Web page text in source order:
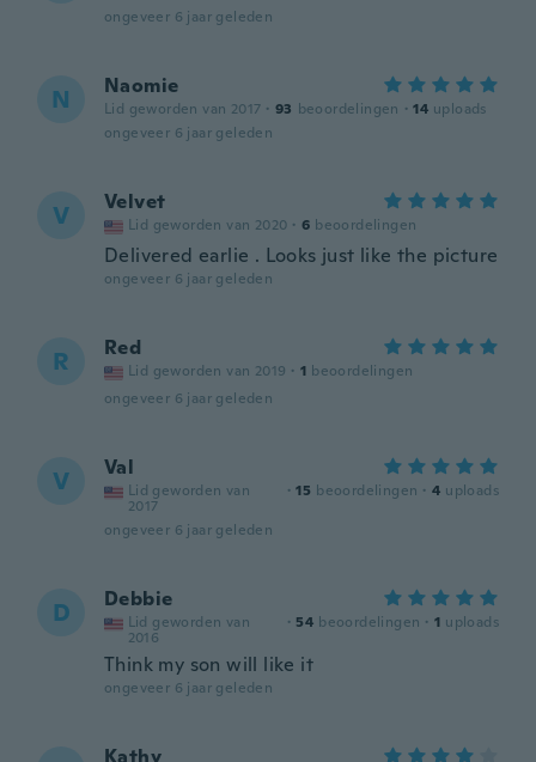
ongeveer 6 jaar geleden
N Naomie
Lid geworden van 2017 · 93 beoordelingen · 14 uploads
ongeveer 6 jaar geleden
V Velvet
Lid geworden van 2020 · 6 beoordelingen
Delivered earlie . Looks just like the picture
ongeveer 6 jaar geleden
R Red
Lid geworden van 2019 · 1 beoordelingen
ongeveer 6 jaar geleden
V Val
Lid geworden van
2017
· 15 beoordelingen · 4 uploads
ongeveer 6 jaar geleden
D Debbie
Lid geworden van
2016
· 54 beoordelingen · 1 uploads
Think my son will like it
ongeveer 6 jaar geleden
Kathy